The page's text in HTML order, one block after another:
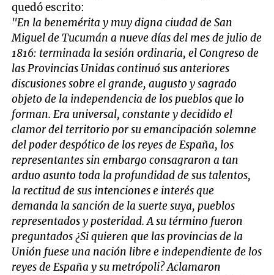
quedó escrito:
"En la benemérita y muy digna ciudad de San
Miguel de Tucumán a nueve días del mes de julio de
1816: terminada la sesión ordinaria, el Congreso de
las Provincias Unidas continuó sus anteriores
discusiones sobre el grande, augusto y sagrado
objeto de la independencia de los pueblos que lo
forman. Era universal, constante y decidido el
clamor del territorio por su emancipación solemne
del poder despótico de los reyes de España, los
representantes sin embargo consagraron a tan
arduo asunto toda la profundidad de sus talentos,
la rectitud de sus intenciones e interés que
demanda la sanción de la suerte suya, pueblos
representados y posteridad. A su término fueron
preguntados ¿Si quieren que las provincias de la
Unión fuese una nación libre e independiente de los
reyes de España y su metrópoli? Aclamaron